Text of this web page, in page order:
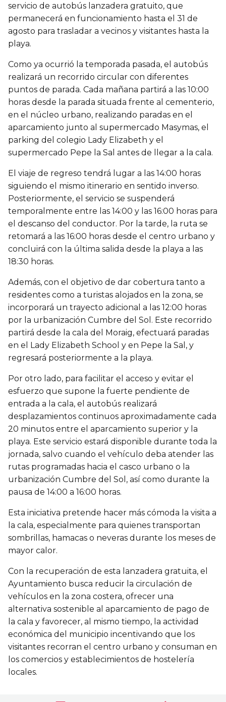
servicio de autobús lanzadera gratuito, que
permanecerá en funcionamiento hasta el 31 de
agosto para trasladar a vecinos y visitantes hasta la
playa.
Como ya ocurrió la temporada pasada, el autobús
realizará un recorrido circular con diferentes
puntos de parada. Cada mañana partirá a las 10:00
horas desde la parada situada frente al cementerio,
en el núcleo urbano, realizando paradas en el
aparcamiento junto al supermercado Masymas, el
parking del colegio Lady Elizabeth y el
supermercado Pepe la Sal antes de llegar a la cala.
El viaje de regreso tendrá lugar a las 14:00 horas
siguiendo el mismo itinerario en sentido inverso.
Posteriormente, el servicio se suspenderá
temporalmente entre las 14:00 y las 16:00 horas para
el descanso del conductor. Por la tarde, la ruta se
retomará a las 16:00 horas desde el centro urbano y
concluirá con la última salida desde la playa a las
18:30 horas.
Además, con el objetivo de dar cobertura tanto a
residentes como a turistas alojados en la zona, se
incorporará un trayecto adicional a las 12:00 horas
por la urbanización Cumbre del Sol. Este recorrido
partirá desde la cala del Moraig, efectuará paradas
en el Lady Elizabeth School y en Pepe la Sal, y
regresará posteriormente a la playa.
Por otro lado, para facilitar el acceso y evitar el
esfuerzo que supone la fuerte pendiente de
entrada a la cala, el autobús realizará
desplazamientos continuos aproximadamente cada
20 minutos entre el aparcamiento superior y la
playa. Este servicio estará disponible durante toda la
jornada, salvo cuando el vehículo deba atender las
rutas programadas hacia el casco urbano o la
urbanización Cumbre del Sol, así como durante la
pausa de 14:00 a 16:00 horas.
Esta iniciativa pretende hacer más cómoda la visita a
la cala, especialmente para quienes transportan
sombrillas, hamacas o neveras durante los meses de
mayor calor.
Con la recuperación de esta lanzadera gratuita, el
Ayuntamiento busca reducir la circulación de
vehículos en la zona costera, ofrecer una
alternativa sostenible al aparcamiento de pago de
la cala y favorecer, al mismo tiempo, la actividad
económica del municipio incentivando que los
visitantes recorran el centro urbano y consuman en
los comercios y establecimientos de hostelería
locales.